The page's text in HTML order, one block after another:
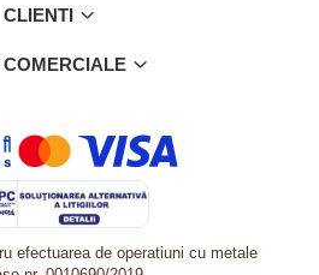
CLIENTI
COMERCIALE
efectuarea de operatiuni cu metale